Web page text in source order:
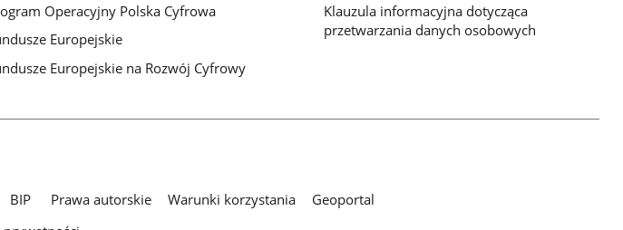
Operacyjny Polska Cyfrowa
Europejskie
Europejskie na Rozwój Cyfrowy
Klauzula informacyjna dotycząca
przetwarzania danych osobowych
BIP Prawa autorskie Warunki korzystania
Geoportal